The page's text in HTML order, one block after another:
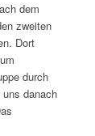
dem
zweiten
Dort
durch
danach